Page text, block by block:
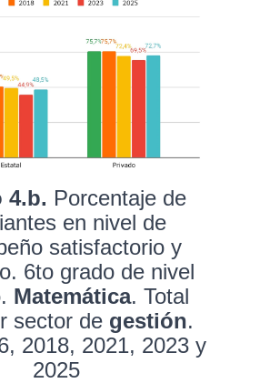
4.b. Porcentaje de
en nivel de
satisfactorio y
6to grado de nivel
Matemática. Total
sector de gestión.
2018, 2021, 2023 y
2025